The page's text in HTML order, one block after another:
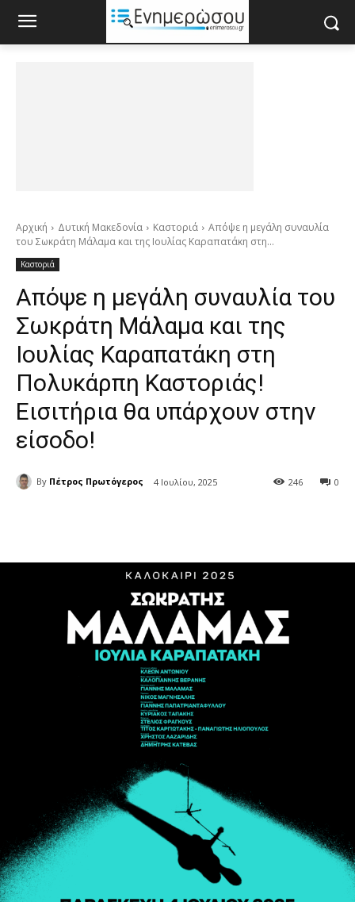
Αρχική Δυτική Μακεδονία Καστοριά
Απόψε η μεγάλη συναυλία
του Σωκράτη Μάλαμα και της Ιουλίας Καραπατάκη στη...
Καστοριά
Απόψε η μεγάλη συναυλία του
Σωκράτη Μάλαμα και της
Ιουλίας Καραπατάκη στη
Πολυκάρπη Καστοριάς!
Εισιτήρια θα υπάρχουν στην
είσοδο!
By Πέτρος Πρωτόγερος 4 Ιουλίου, 2025 0
246